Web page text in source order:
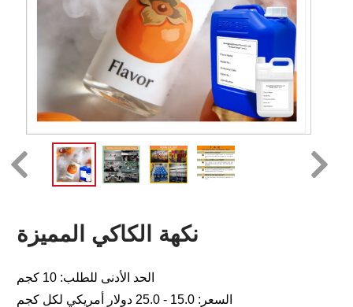
نكهة الكاكي المميزة
الحد الأدنى للطلب: 10 كجم
السعر: 15.0 - 25.0 دولار أمريكي لكل كجم